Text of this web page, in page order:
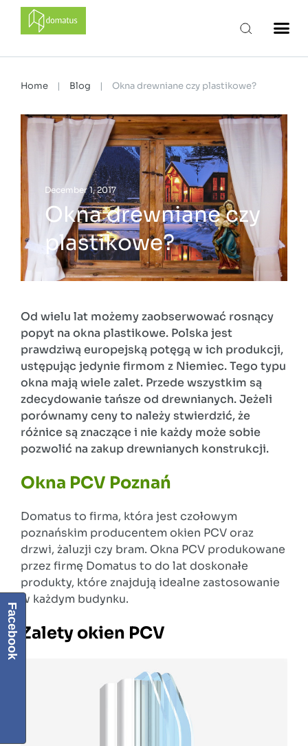
Home | Blog | Okna drewniane czy plastikowe?
December 1, 2017
Okna drewniane czy
plastikowe?
Od wielu lat możemy zaobserwować rosnący
popyt na okna plastikowe. Polska jest
prawdziwą europejską potęgą w ich produkcji,
ustępując jedynie firmom z Niemiec. Tego typu
okna mają wiele zalet. Przede wszystkim są
zdecydowanie tańsze od drewnianych. Jeżeli
porównamy ceny to należy stwierdzić, że
różnice są znaczące i nie każdy może sobie
pozwolić na zakup drewnianych konstrukcji.
Okna PCV Poznań
Domatus to firma, która jest czołowym
poznańskim producentem okien PCV oraz
drzwi, żaluzji czy bram. Okna PCV produkowane
przez firmę Domatus to do lat doskonałe
produkty, które znajdują idealne zastosowanie
w każdym budynku.
Zalety okien PCV
Facebook